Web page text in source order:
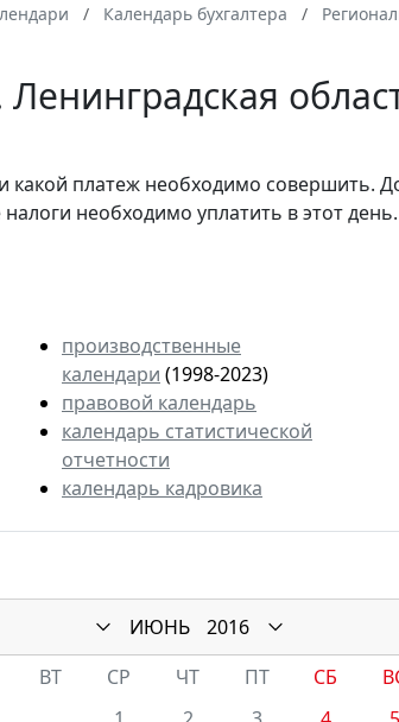
Календарь бухгалтера
и какой платеж необходимо совершить.
необходимо уплатить в этот
производственные
календари (1998-2023)
правовой календарь
календарь статистической
отчетности
календарь кадровика
ИЮНЬ
2016
ВТ СР ЧТ ПТ СБ